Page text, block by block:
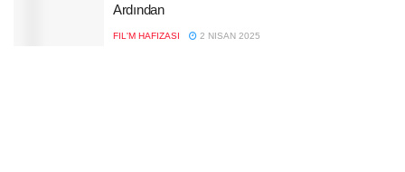
Ardından
FIL'M HAFIZASI 2 NISAN 2025